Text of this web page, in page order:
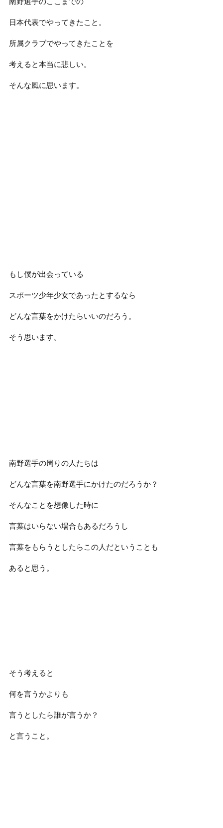
日本代表でやってきたこと。
所属クラブでやってきたことを
考えると本当に悲しい。
そんな風に思います。
もし僕が出会っている
スポーツ少年少女であったとするなら
どんな言葉をかけたらいいのだろう。
そう思います。
南野選手の周りの人たちは
どんな言葉を南野選手にかけたのだろうか？
そんなことを想像した時に
言葉はいらない場合もあるだろうし
言葉をもらうとしたらこの人だということも
あると思う。
そう考えると
何を言うかよりも
言うとしたら誰が言うか？
と言うこと。